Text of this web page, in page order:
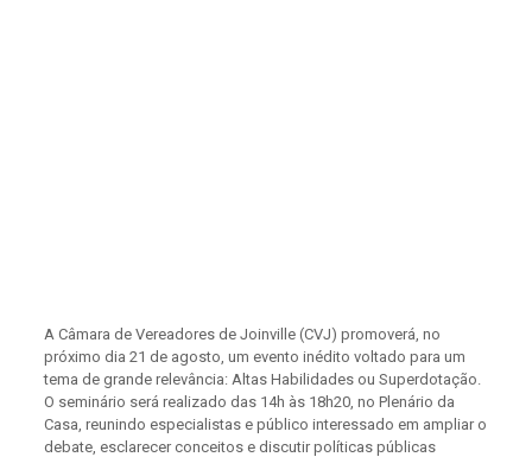
A Câmara de Vereadores de Joinville (CVJ) promoverá, no
próximo dia 21 de agosto, um evento inédito voltado para um
tema de grande relevância: Altas Habilidades ou Superdotação.
O seminário será realizado das 14h às 18h20, no Plenário da
Casa, reunindo especialistas e público interessado em ampliar o
debate, esclarecer conceitos e discutir políticas públicas